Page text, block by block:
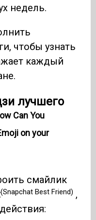
недель.
чтобы узнать
каждый
лучшего
Can You
on your
смайлик
(Snapchat Best Friend) ,